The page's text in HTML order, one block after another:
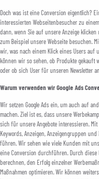
Doch was ist eine Conversion eigentlich?
interessierten Webseitenbesucher zu
dann, wenn Sie auf unsere Anzeige
zum Beispiel unsere Webseite besuchen.
wir, was nach einem Klick eines Users auf
können wir so sehen, ob Produkte gekauft
oder ob sich User für unseren Newsletter
Warum verwenden wir Google Ads
Wir setzen Google Ads ein, um auch auf
machen. Ziel ist es, dass unsere
sich für unsere Angebote interessieren.
Keywords, Anzeigen, Anzeigengruppen
führen. Wir sehen wie viele Kunden mit
eine Conversion durchführen. Durch
berechnen, den Erfolg einzelner
Maßnahmen optimieren. Wir können